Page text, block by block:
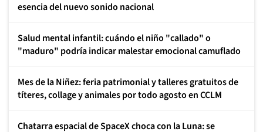
esencia del nuevo sonido nacional
Salud mental infantil: cuándo el niño "callado" o
"maduro" podría indicar malestar emocional camuflado
Mes de la Niñez: feria patrimonial y talleres gratuitos de
títeres, collage y animales por todo agosto en CCLM
Chatarra espacial de SpaceX choca con la Luna: se